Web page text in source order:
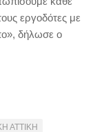
εργοδότες με
δήλωσε ο
ΑΤΤΙΚΗ